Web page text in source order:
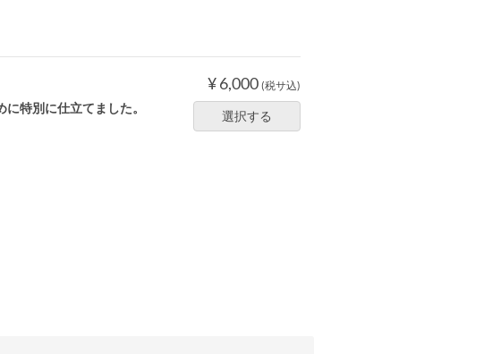
¥ 6,000 (税サ込)
選択する
特別に仕立てました。